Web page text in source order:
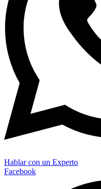
Hablar con un Experto
Facebook